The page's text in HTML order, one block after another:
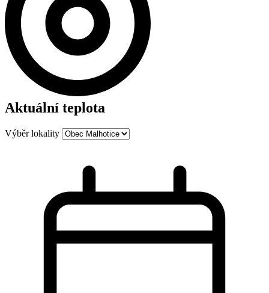
Aktuální teplota
Výběr lokality